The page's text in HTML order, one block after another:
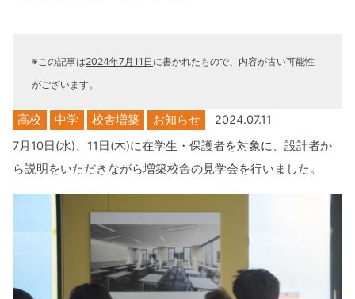
※この記事は2024年7月11日 に書かれたもので、内容が古い可能性
がございます。
高校 中学 校舎増築 お知らせ
2024.07.11
7月10日(水)、11日(木)に在学生・保護者を対象に、設計者か
ら説明をいただきながら増築校舎の見学会を行いました。